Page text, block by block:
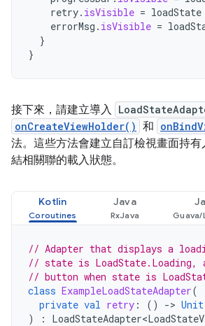
retry. isVisible = loadState
errorMsg . isVisible =
}
}
接下來，請建立導入
onCreateViewHolder() 和
法。這些方法會建立自訂檢視畫面持
結相關聯的載入狀態。
Kotlin Java
// Adapter that displays a
// state is LoadState.Loading,
// button when state is
class ExampleLoadStateAdapter(
private val retry : () -> Unit
)
: